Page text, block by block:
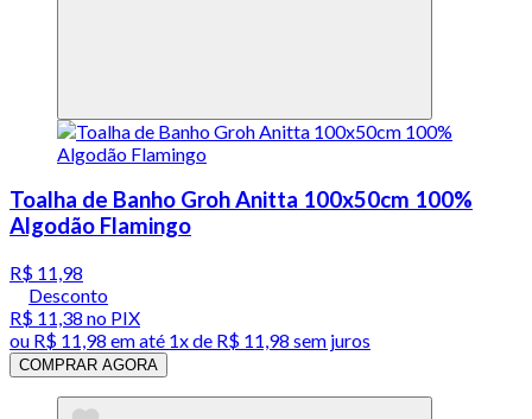
Toalha de Banho Groh Anitta 100x50cm 100%
Algodão Flamingo
R$ 11,98
Desconto
R$ 11,38 no PIX
ou R$ 11,98 em até 1x de R$ 11,98 sem juros
COMPRAR AGORA